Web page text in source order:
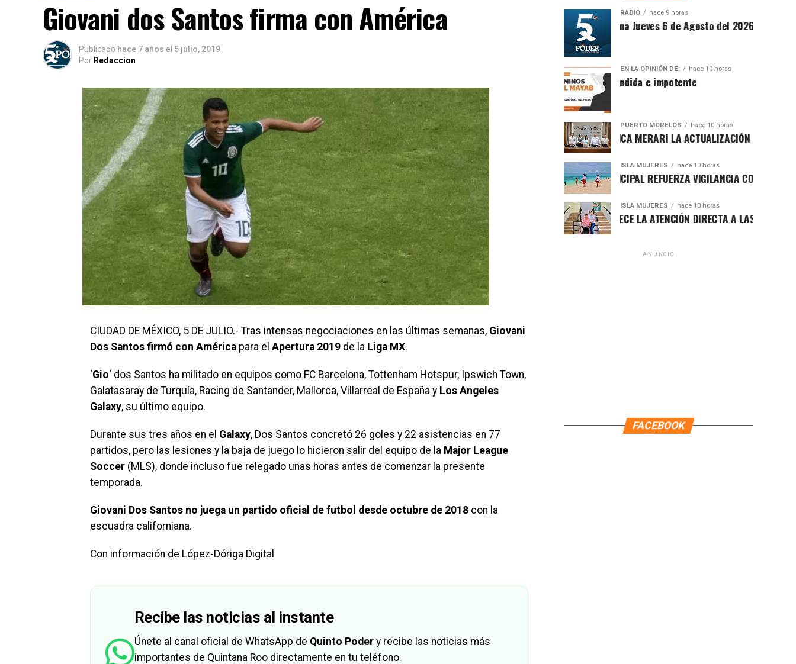
Giovani dos Santos firma con América
Publicado hace 7 años el 5 julio, 2019
Por Redaccion
CIUDAD DE MÉXICO, 5 DE JULIO.- Tras intensas negociaciones en las últimas semanas, Giovani
Dos Santos firmó con América para el Apertura 2019 de la Liga MX.
‘Gio‘ dos Santos ha militado en equipos como FC Barcelona, Tottenham Hotspur, Ipswich Town,
Galatasaray de Turquía, Racing de Santander, Mallorca, Villarreal de España y Los Angeles
Galaxy, su último equipo.
Durante sus tres años en el Galaxy, Dos Santos concretó 26 goles y 22 asistencias en 77
partidos, pero las lesiones y la baja de juego lo hicieron salir del equipo de la Major League
Soccer (MLS), donde incluso fue relegado unas horas antes de comenzar la presente
temporada.
Giovani Dos Santos no juega un partido oficial de futbol desde octubre de 2018 con la
escuadra californiana.
Con información de López-Dóriga Digital
Recibe las noticias al instante
Únete al canal oficial de WhatsApp de Quinto Poder y recibe las noticias más
importantes de Quintana Roo directamente en tu teléfono.
RADIO hace 9 horas
Síntesis Matutina Jueves 6 de Agosto del 2026
EN LA OPINIÓN DE: hace 10 horas
Sociedad ofendida e impotente
PUERTO MORELOS hace 10 horas
PRESENTA BLANCA MERARI LA ACTUALIZACIÓN DEL ATLAS DE
ISLA MUJERES hace 10 horas
GOBIERNO MUNICIPAL REFUERZA VIGILANCIA CON
ISLA MUJERES hace 10 horas
ATENEA FORTALECE LA ATENCIÓN DIRECTA A LAS FAMILIAS
ANUNCIO
FACEBOOK